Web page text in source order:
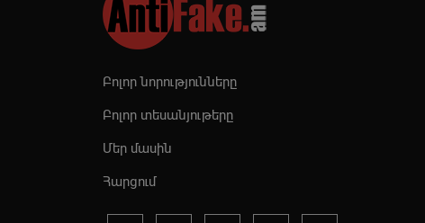
Բոլոր նորությունները
Բոլոր տեսանյութերը
Մեր մասին
Հարցում